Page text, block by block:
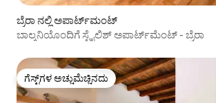
ಬ್ರೆರಾ ನಲ್ಲಿ ಅಪಾರ್ಟ್‌ಮಂಟ್
ಬಾಲ್ಕನಿಯೊಂದಿಗೆ ಸ್ಟೈಲಿಶ್ ಅಪಾರ್ಟ್‌ಮೆಂಟ್ - ಬ್ರೆರಾ
ಗೆಸ್ಟ್‌ಗಳ ಅಚ್ಚುಮೆಚ್ಚಿನದು
ಗೆಸ್ಟ್‌ಗಳ ಅಚ್ಚುಮೆಚ್ಚಿನದು